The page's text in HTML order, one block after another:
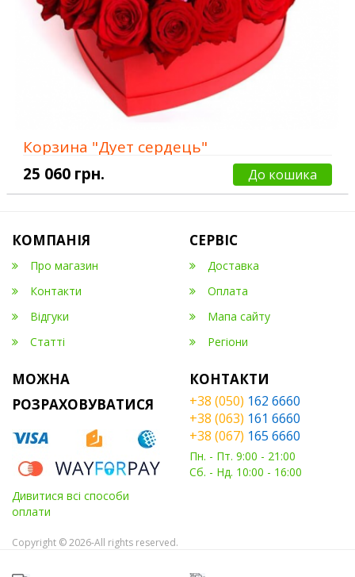
Корзина "Дует сердець"
25 060 грн.
До кошика
КОМПАНІЯ
Про магазин
Контакти
Відгуки
Статті
СЕРВІС
Доставка
Оплата
Мапа сайту
Регіони
МОЖНА
РОЗРАХОВУВАТИСЯ
Дивитися всі способи
оплати
КОНТАКТИ
+38 (050) 162 6660
+38 (063) 161 6660
+38 (067) 165 6660
Пн. - Пт. 9:00 - 21:00
Сб. - Нд. 10:00 - 16:00
Copyright © 2026-All rights reserved.